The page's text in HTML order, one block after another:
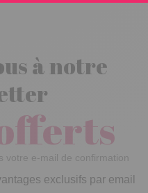
à notre
votre e-mail de confirmation
exclusifs par email